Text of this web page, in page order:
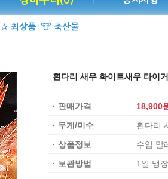
✰ 최상품 🐮 축산물
흰다리 새우 화이트새우 타이
· 판매가격
18,900
· 무게/미수
흰다리
· 상품정보
수입 말
· 보관방법
1일 냉